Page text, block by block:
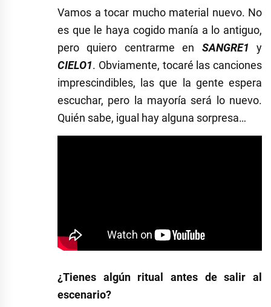
Vamos a tocar mucho material nuevo. No
es que le haya cogido manía a lo antiguo,
pero quiero centrarme en SANGRE1 y
CIELO1. Obviamente, tocaré las canciones
imprescindibles, las que la gente espera
escuchar, pero la mayoría será lo nuevo.
Quién sabe, igual hay alguna sorpresa…
¿Tienes algún ritual antes de salir al
escenario?